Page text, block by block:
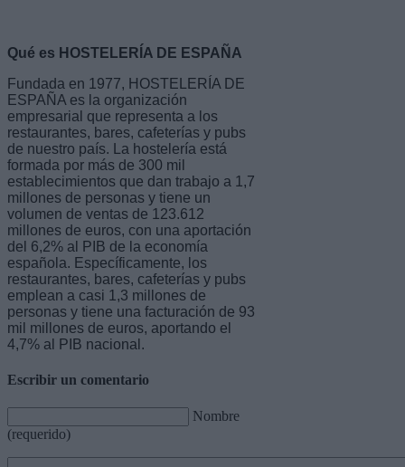
Qué es HOSTELERÍA DE ESPAÑA
Fundada en 1977, HOSTELERÍA DE
ESPAÑA es la organización
empresarial que representa a los
restaurantes, bares, cafeterías y pubs
de nuestro país. La hostelería está
formada por más de 300 mil
establecimientos que dan trabajo a 1,7
millones de personas y tiene un
volumen de ventas de 123.612
millones de euros, con una aportación
del 6,2% al PIB de la economía
española. Específicamente, los
restaurantes, bares, cafeterías y pubs
emplean a casi 1,3 millones de
personas y tiene una facturación de 93
mil millones de euros, aportando el
4,7% al PIB nacional.
Escribir un comentario
Nombre
(requerido)